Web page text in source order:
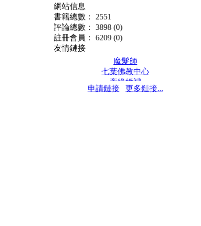
網站信息
書籍總數： 2551
評論總數： 3898 (0)
註冊會員： 6209 (0)
友情鏈接
魔髮師
七葉佛教中心
牽緣婚禮
保髮堂
申請鏈接 更多鏈接...